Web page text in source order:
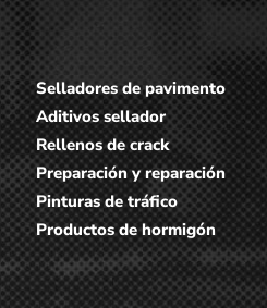
Selladores de pavimento
Aditivos sellador
Rellenos de crack
Preparación y reparación
Pinturas de tráfico
Productos de hormigón